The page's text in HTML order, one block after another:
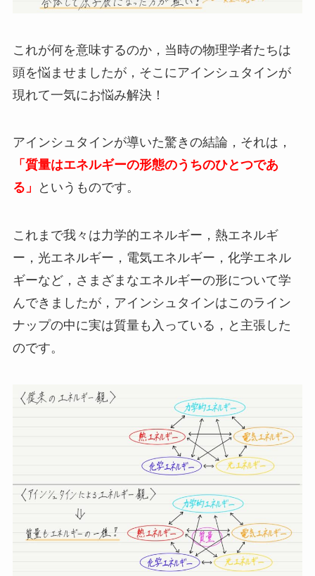
これが何を意味するのか，当時の物理学者たちは
頭を悩ませましたが，そこにアインシュタインが
現れて一気にお悩み解決！
アインシュタインが導いた驚きの結論，それは，
「質量はエネルギーの形態のうちのひとつであ
る」
というものです。
これまで我々は力学的エネルギー，熱エネルギ
ー，光エネルギー，電気エネルギー，化学エネル
ギーなど，さまざまなエネルギーの形について学
んできましたが，アインシュタインはこのライン
ナップの中に実は質量も入っている，と主張した
のです。